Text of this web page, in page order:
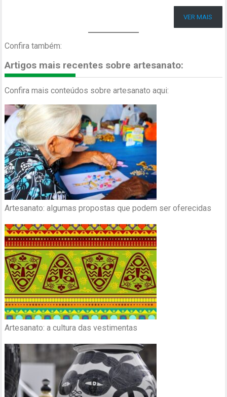
VER MAIS
Confira também:
Artigos mais recentes sobre artesanato:
Confira mais conteúdos sobre artesanato aqui:
Artesanato: algumas propostas que podem ser oferecidas
Artesanato: a cultura das vestimentas